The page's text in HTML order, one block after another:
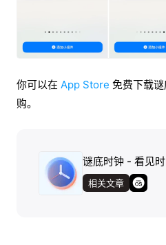
你可以在 App Store 免费下载
购。
谜底时钟 - 看见
相关文章